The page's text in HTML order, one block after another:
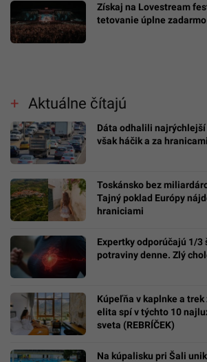
Získaj na Lovestream
tetovanie úplne zadarmo
Aktuálne čítajú
Dáta odhalili
však háčik a za
Toskánsko bez
Tajný poklad Európy
hraniciami
Expertky odporúčajú 1/3
potraviny denne. Zlý
Kúpeľňa v kaplnke a
elita spí v týchto 10
sveta (REBRÍČEK)
Na kúpalisku pri Šali